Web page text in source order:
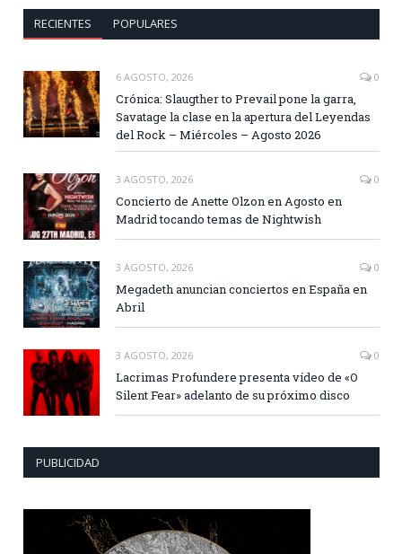
RECIENTES POPULARES
6 AGOSTO, 2026 0
Crónica: Slaugther to Prevail pone la garra,
Savatage la clase en la apertura del Leyendas
del Rock – Miércoles – Agosto 2026
3 AGOSTO, 2026 0
Concierto de Anette Olzon en Agosto en
Madrid tocando temas de Nightwish
3 AGOSTO, 2026 0
Megadeth anuncian conciertos en España en
Abril
3 AGOSTO, 2026 0
Lacrimas Profundere presenta vídeo de «O
Silent Fear» adelanto de su próximo disco
PUBLICIDAD